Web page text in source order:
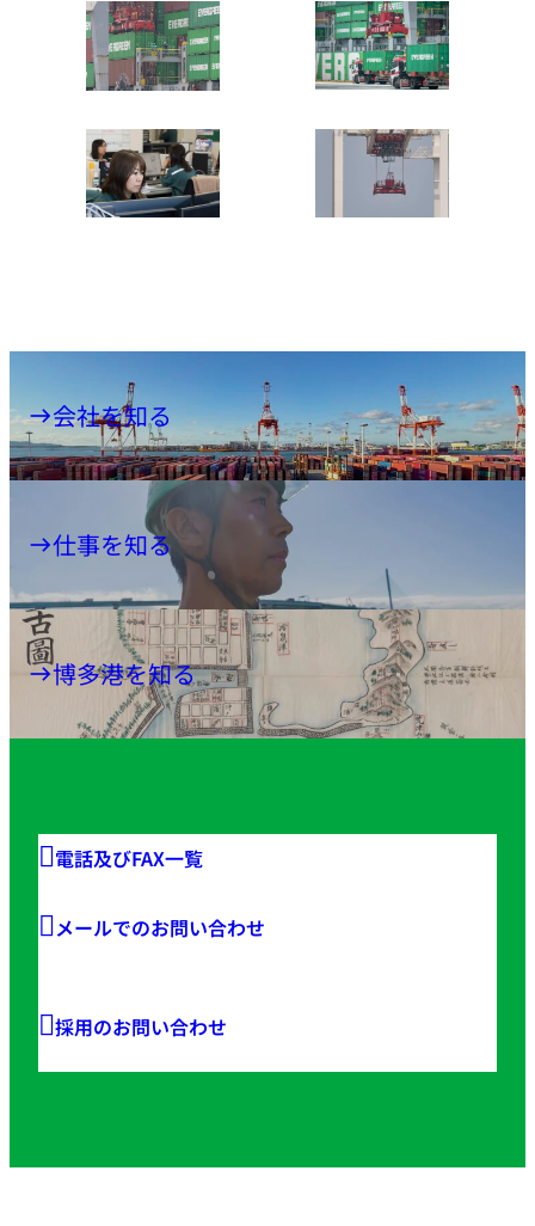
会社を知る
仕事を知る
博多港を知る
電話及びFAX一覧
メールでのお問い合わせ
採用のお問い合わせ